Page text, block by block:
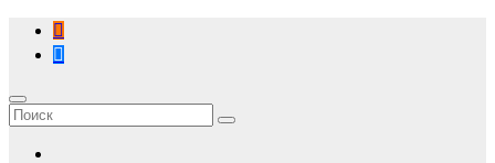
Перейти
содержимому